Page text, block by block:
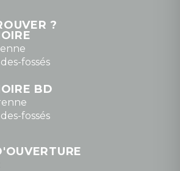
?
fossés
BD
fossés